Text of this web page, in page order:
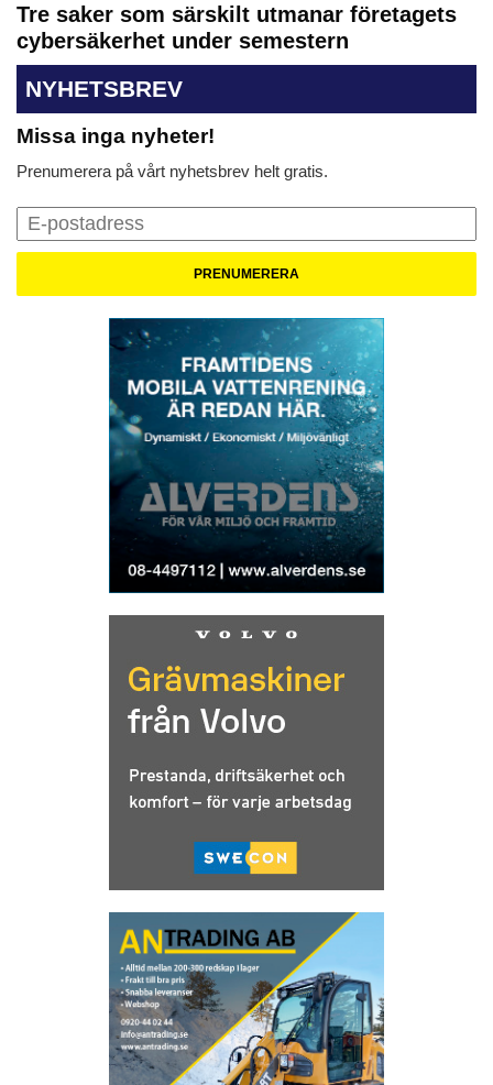
Tre saker som särskilt utmanar företagets
cybersäkerhet under semestern
NYHETSBREV
Missa inga nyheter!
Prenumerera på vårt nyhetsbrev helt gratis.